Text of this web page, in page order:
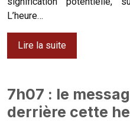
L’heure…
Lire la suite
7h07 : le
derrière cette